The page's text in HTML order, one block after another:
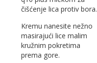
čišćenje lica protiv bora.
Kremu nanesite nežno
masirajući lice malim
kružnim pokretima
prema gore.